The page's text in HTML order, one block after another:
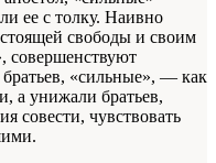
ее с толку. Наивно
свободы и своим
совершенствуют
братьев, «сильные», — как
а унижали братьев,
совести, чувствовать